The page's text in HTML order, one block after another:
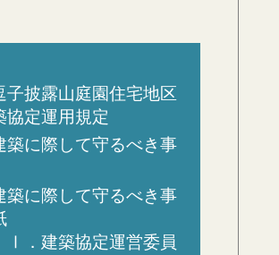
披露山庭園住宅地区
協定運用規定
に際して守るべき事
に際して守るべき事
建築協定運営委員